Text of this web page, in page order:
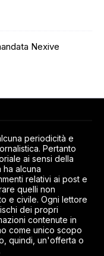
Nexive
periodicità e
Pertanto
ai sensi della
ha alcuna
relativi ai post e
quelli non
e civile. Ogni lettore
dei propri
contenute in
come unico scopo
quindi, un'offerta o